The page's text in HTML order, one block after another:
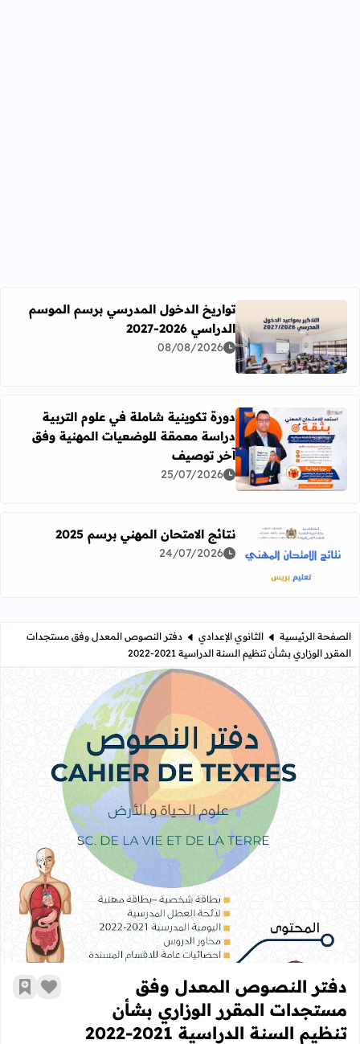
اقرأ المزيد عن تواريخ الدخول المدرسي برسم الموسم الدراسي 2026-
تواريخ الدخول المدرسي برسم الموسم
الدراسي 2026-2027
08/08/2026
اقرأ المزيد عن دورة تكوينية شاملة في علوم التربية
دورة تكوينية شاملة في علوم التربية
دراسة معمقة للوضعيات المهنية وفق
آخر توصيف
25/07/2026
اقرأ المزيد عن نتائج الامتحان المهني برسم 2025
نتائج الامتحان المهني برسم 2025
24/07/2026
الصفحة الرئيسية الثانوي الإعدادي
دفتر النصوص المعدل وفق مستجدات
المقرر الوزاري بشأن تنظيم السنة الدراسية 2021-2022
دفتر النصوص المعدل وفق مستجدات
دفتر النصوص المعدل وفق
مستجدات المقرر الوزاري بشأن
تنظيم السنة الدراسية 2021-2022
زر أضف